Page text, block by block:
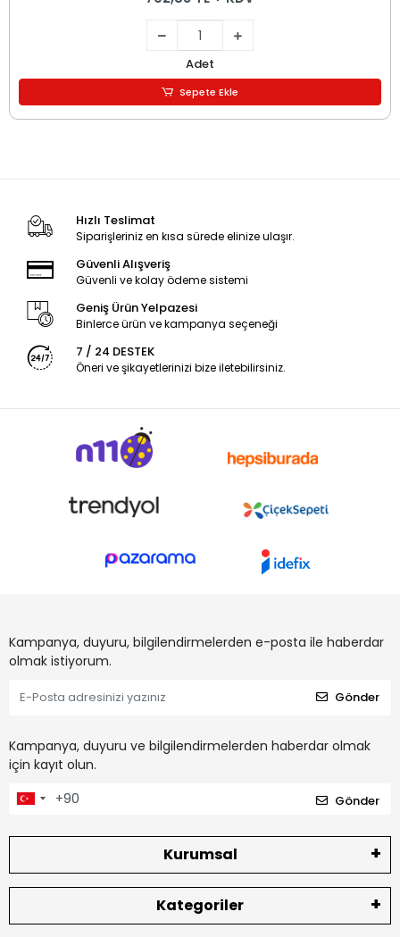
Adet
Sepete Ekle
Hızlı Teslimat
Siparişleriniz en kısa sürede elinize ulaşır.
Güvenli Alışveriş
Güvenli ve kolay ödeme sistemi
Geniş Ürün Yelpazesi
Binlerce ürün ve kampanya seçeneği
7 / 24 DESTEK
Öneri ve şikayetlerinizi bize iletebilirsiniz.
Kampanya, duyuru, bilgilendirmelerden e-posta ile haberdar
olmak istiyorum.
Gönder
Kampanya, duyuru ve bilgilendirmelerden haberdar olmak
için kayıt olun.
Gönder
Kurumsal
Kategoriler